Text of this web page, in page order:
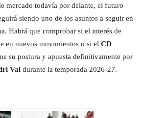
mercado todavía por delante, el futuro
siendo uno de los asuntos a seguir en
Habrá que comprobar si el interés de
en nuevos movimientos o si el CD
su postura y apuesta definitivamente por
Val durante la temporada 2026-27.